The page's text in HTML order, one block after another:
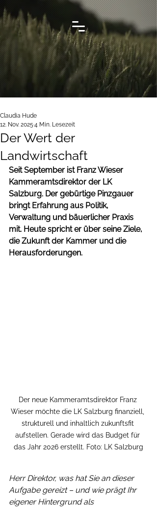
Der Wert der
Landwirtschaft
Claudia Hude
12. Nov. 2025 4 Min. Lesezeit
Seit September ist Franz Wieser
Kammeramtsdirektor der LK
Salzburg. Der gebürtige Pinzgauer
bringt Erfahrung aus Politik,
Verwaltung und bäuerlicher Praxis
mit. Heute spricht er über seine Ziele,
die Zukunft der Kammer und die
Herausforderungen.
Der neue Kammeramtsdirektor Franz
Wieser möchte die LK Salzburg finanziell,
strukturell und inhaltlich zukunftsfit
aufstellen. Gerade wird das Budget für
das Jahr 2026 erstellt. Foto: LK Salzburg
Herr Direktor, was hat Sie an dieser
Aufgabe gereizt – und wie prägt Ihr
eigener Hintergrund als